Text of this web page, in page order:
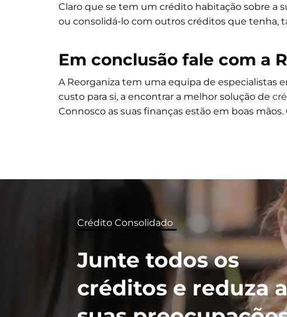
Claro que se tem um crédito habitação sobre a
ou consolidá-lo com outros créditos que tenha,
Em conclusão fale com a
A Reorganiza tem uma equipa de especialistas
custo para si, a encontrar a melhor solução de
Connosco as suas finanças estão em boas
Crédito Consolidado
Junte todos os
créditos e reduza